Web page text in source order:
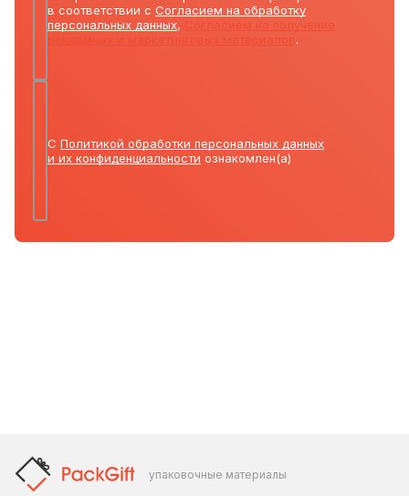
в соответствии с Согласием на обработку
персональных данных,
.
С Политикой обработки персональных данных
и их конфиденциальности ознакомлен(а)
упаковочные материалы